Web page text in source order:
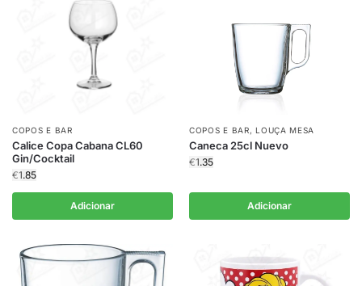
COPOS E BAR
Calice Copa Cabana CL60
Gin/Cocktail
€1.85
Adicionar
COPOS E BAR,LOUÇA MESA
Caneca 25cl Nuevo
€1.35
Adicionar